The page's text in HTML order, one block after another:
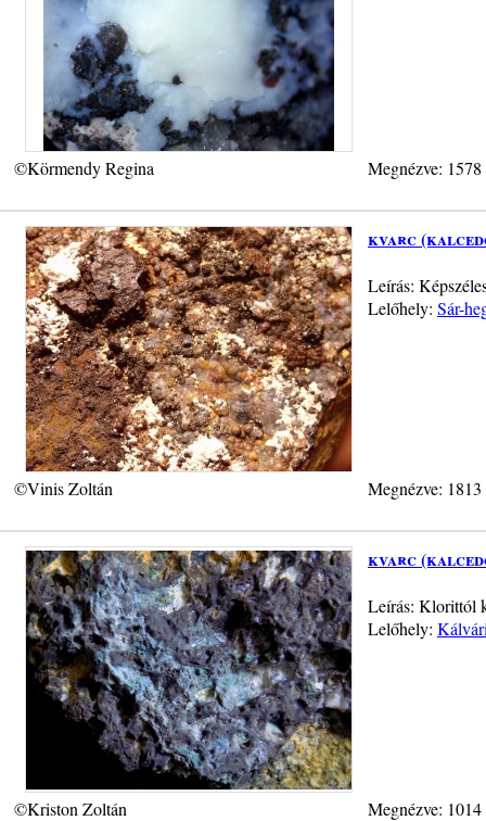
©Körmendy Regina Megnézve:
kvarc
Leírás:
Lelőhely: Sár-
©Vinis Zoltán Megnézve:
kvarc
Leírás: Klorittól
Lelőhely:
©Kriston Zoltán Megnézve: